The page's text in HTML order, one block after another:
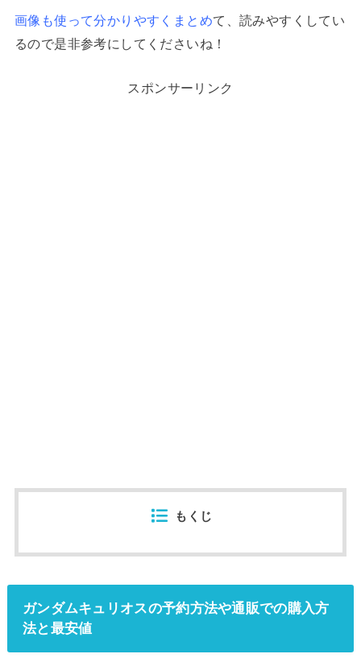
画像も使って分かりやすくまとめて、読みやすくしてい
るので是非参考にしてくださいね！
スポンサーリンク
もくじ
ガンダムキュリオスの予約方法や通販での購入方
法と最安値